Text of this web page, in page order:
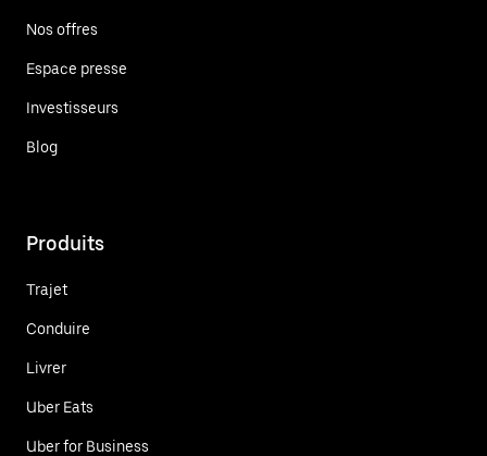
Nos offres
Espace presse
Investisseurs
Blog
Produits
Trajet
Conduire
Livrer
Uber Eats
Uber for Business